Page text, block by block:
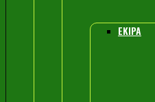
EKIPA